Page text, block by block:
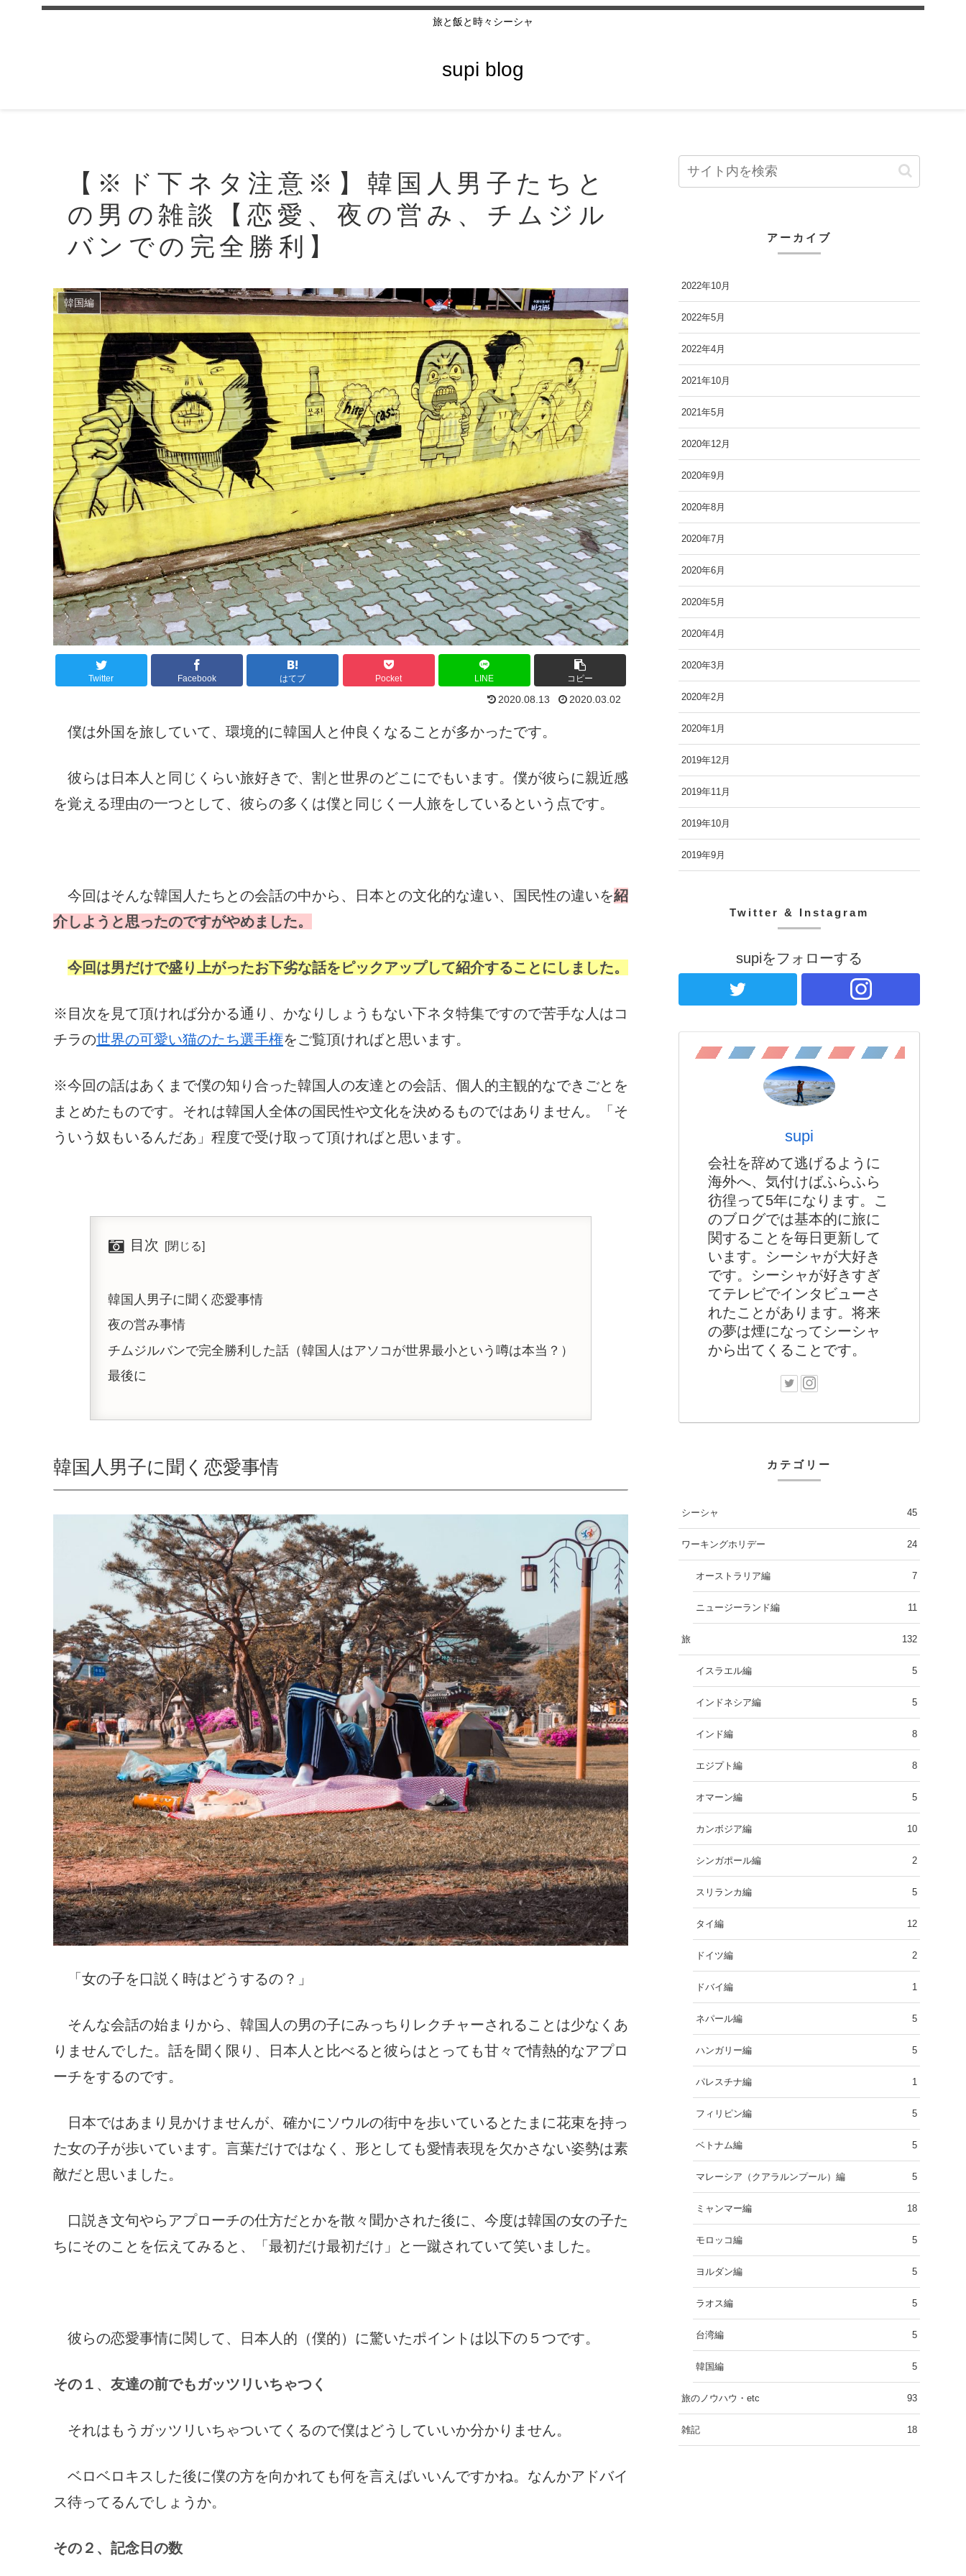
旅と飯と時々シーシャ
supi blog
【※ド下ネタ注意※】韓国人男子たちと
の男の雑談【恋愛、夜の営み、チムジル
バンでの完全勝利】
韓国編
Twitter Facebook はてブ Pocket LINE コピー
2020.08.13 2020.03.02
僕は外国を旅していて、環境的に韓国人と仲良くなることが多かったです。
彼らは日本人と同じくらい旅好きで、割と世界のどこにでもいます。僕が彼らに親近感
を覚える理由の一つとして、彼らの多くは僕と同じく一人旅をしているという点です。
今回はそんな韓国人たちとの会話の中から、日本との文化的な違い、国民性の違いを紹
介しようと思ったのですがやめました。
今回は男だけで盛り上がったお下劣な話をピックアップして紹介することにしました。
※目次を見て頂ければ分かる通り、かなりしょうもない下ネタ特集ですので苦手な人はコ
チラの世界の可愛い猫のたち選手権をご覧頂ければと思います。
※今回の話はあくまで僕の知り合った韓国人の友達との会話、個人的主観的なできごとを
まとめたものです。それは韓国人全体の国民性や文化を決めるものではありません。「そ
ういう奴もいるんだあ」程度で受け取って頂ければと思います。
目次
韓国人男子に聞く恋愛事情
夜の営み事情
チムジルバンで完全勝利した話（韓国人はアソコが世界最小という噂は本当？）
最後に
韓国人男子に聞く恋愛事情
「女の子を口説く時はどうするの？」
そんな会話の始まりから、韓国人の男の子にみっちりレクチャーされることは少なくあ
りませんでした。話を聞く限り、日本人と比べると彼らはとっても甘々で情熱的なアプロ
ーチをするのです。
日本ではあまり見かけませんが、確かにソウルの街中を歩いているとたまに花束を持っ
た女の子が歩いています。言葉だけではなく、形としても愛情表現を欠かさない姿勢は素
敵だと思いました。
口説き文句やらアプローチの仕方だとかを散々聞かされた後に、今度は韓国の女の子た
ちにそのことを伝えてみると、「最初だけ最初だけ」と一蹴されていて笑いました。
彼らの恋愛事情に関して、日本人的（僕的）に驚いたポイントは以下の５つです。
その１ 、 友達の前でもガッツリいちゃつく
それはもうガッツリいちゃついてくるので僕はどうしていいか分かりません。
ベロベロキスした後に僕の方を向かれても何を言えばいいんですかね。なんかアドバイ
ス待ってるんでしょうか。
その２、記念日の数
アーカイブ
2022年10月
2022年5月
2022年4月
2021年10月
2021年5月
2020年12月
2020年9月
2020年8月
2020年7月
2020年6月
2020年5月
2020年4月
2020年3月
2020年2月
2020年1月
2019年12月
2019年11月
2019年10月
2019年9月
Twitter & Instagram
supiをフォローする
supi
会社を辞めて逃げるように
海外へ、気付けばふらふら
彷徨って5年になります。こ
のブログでは基本的に旅に
関することを毎日更新して
います。シーシャが大好き
です。シーシャが好きすぎ
てテレビでインタビューさ
れたことがあります。将来
の夢は煙になってシーシャ
から出てくることです。
カテゴリー
シーシャ 45
ワーキングホリデー 24
オーストラリア編 7
ニュージーランド編 11
旅 132
イスラエル編 5
インドネシア編 5
インド編 8
エジプト編 8
オマーン編 5
カンボジア編 10
シンガポール編 2
スリランカ編 5
タイ編 12
ドイツ編 2
ドバイ編 1
ネパール編 5
ハンガリー編 5
パレスチナ編 1
フィリピン編 5
ベトナム編 5
マレーシア（クアラルンプール）編 5
ミャンマー編 18
モロッコ編 5
ヨルダン編 5
ラオス編 5
台湾編 5
韓国編 5
旅のノウハウ・etc 93
雑記 18